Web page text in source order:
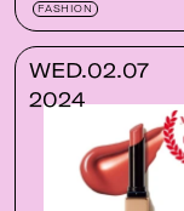
FASHION
WED.02.07
2024